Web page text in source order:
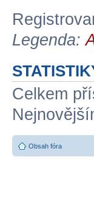
Legenda:
Celkem
Obsah fóra